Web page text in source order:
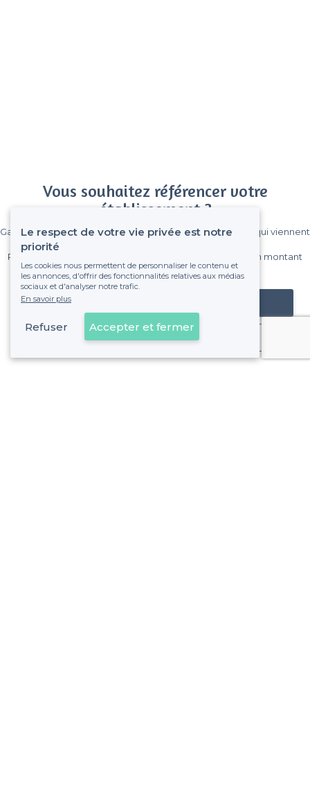
Vous souhaitez référencer votre
établissement ?
Gagnez de nombreux clients parmi le million de visiteurs qui viennent
Pas de commissions et sans engagement, vous payez un montant
fixe sans risque de voir déraper la facture.
Référencer mon établissement
Déjà client
Le respect de votre vie privée est notre
priorité
Les cookies nous permettent de personnaliser le contenu et
les annonces, d'offrir des fonctionnalités relatives aux médias
sociaux et d'analyser notre trafic.
En savoir plus
Refuser Accepter et fermer